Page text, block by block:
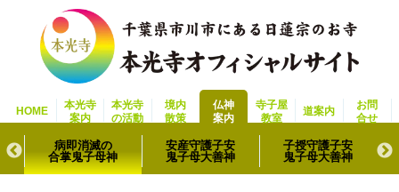
HOME
本光寺
案内
本光寺
の活動
境内
散策
仏神
案内
寺子屋
教室
道案内
お問
合せ
病即消滅の
合掌鬼子母神
安産守護子安
鬼子母大善神
子授守護子安
鬼子母大善神